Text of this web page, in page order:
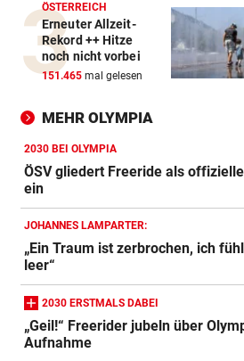
ÖSTERREICH
Erneuter Allzeit-
Rekord ++ Hitze
noch nicht vorbei
151.465 mal gelesen
MEHR OLYMPIA
2030 BEI OLYMPIA
ÖSV gliedert Freeride als
ein
JOHANNES LAMPARTER:
„Ein Traum ist zerbrochen, ich
leer“
2030 ERSTMALS DABEI
„Geil!“ Freerider jubeln über
Aufnahme